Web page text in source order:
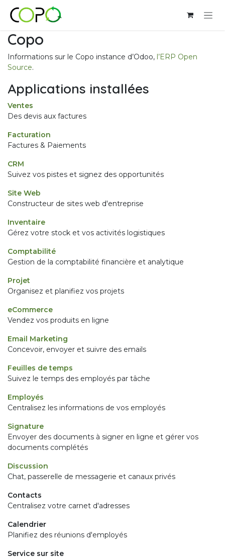
Se rendre au contenu
Copo
Informations sur le Copo instance d’Odoo, l’ERP Open
Source.
Applications installées
Ventes
Des devis aux factures
Facturation
Factures & Paiements
CRM
Suivez vos pistes et signez des opportunités
Site Web
Constructeur de sites web d'entreprise
Inventaire
Gérez votre stock et vos activités logistiques
Comptabilité
Gestion de la comptabilité financière et analytique
Projet
Organisez et planifiez vos projets
eCommerce
Vendez vos produits en ligne
Email Marketing
Concevoir, envoyer et suivre des emails
Feuilles de temps
Suivez le temps des employés par tâche
Employés
Centralisez les informations de vos employés
Signature
Envoyer des documents à signer en ligne et gérer vos
documents complétés
Discussion
Chat, passerelle de messagerie et canaux privés
Contacts
Centralisez votre carnet d'adresses
Calendrier
Planifiez des réunions d'employés
Service sur site